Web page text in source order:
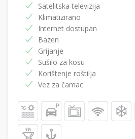
Satelitska televizija
Klimatizirano
Internet dostupan
Bazen
Grijanje
Sušilo za kosu
Korištenje roštilja
Vez za čamac